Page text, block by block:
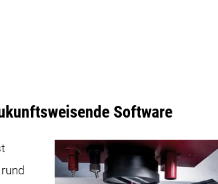
Software